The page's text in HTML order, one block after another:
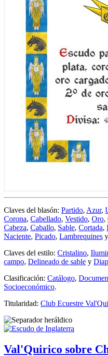
Claves del blasón: Partido, Azur,
Corona, Cabellado, Vestido, Oro,
Cabeza, Caballo, Sable, Cortada,
Naciente, Picado, Lambrequines y
Claves del estilo: Cristalino,
campo, Delineado de sable y
Clasificación: Catálogo,
Socioeconómico.
Titularidad: Club Ecuestre
Val'Quirico sobre